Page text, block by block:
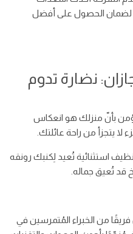
لضمان الحصول على أفضل
نضارة تدوم
بأنّ منزلك هو انعكاس
يتجزأ من راحة عائلتك.
استثنائية تُعيد لِكنبك رونقه
قد تُعيق جماله.
من الخبراء المُتمرسين في